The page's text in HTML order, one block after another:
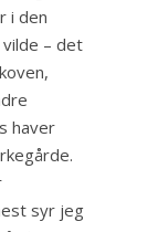
i den
– det
haver
syr jeg